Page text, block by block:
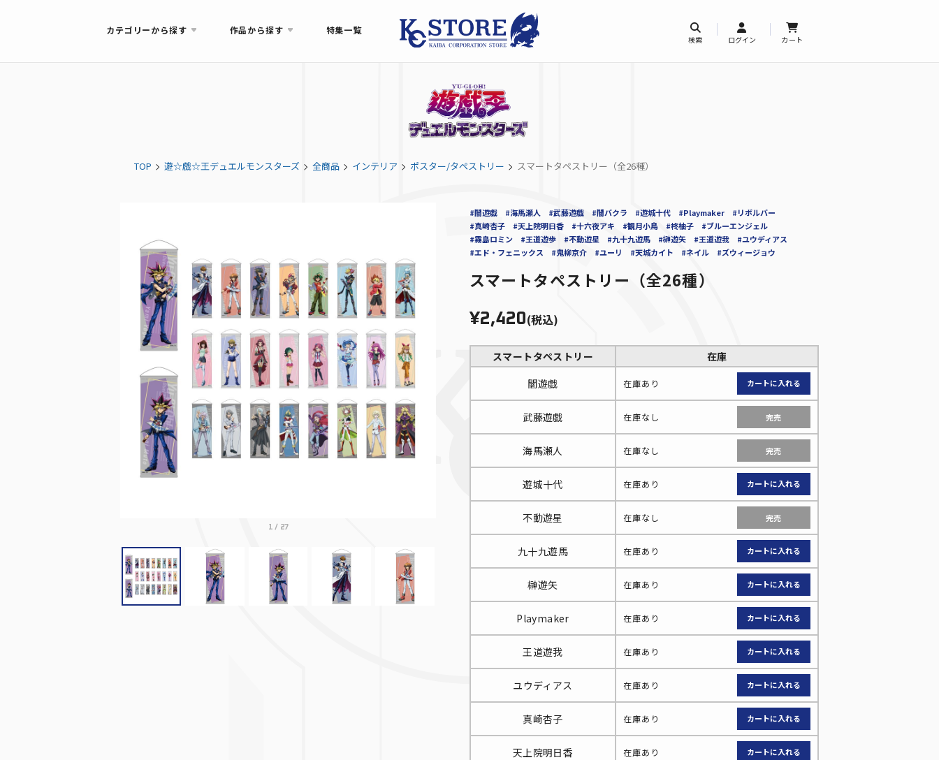
カテゴリーから探す 作品から探す 特集一覧
検索 ログイン カート
TOP 遊☆戯☆王デュエルモンスターズ 全商品 インテリア ポスター/タペストリー スマートタペストリー（全26種）
武藤遊戯
1/ 27
#闇遊戯 #海馬瀬人 #武藤遊戯 #闇バクラ #遊城十代 #Playmaker
#リボルバー
#真崎杏子
#天上院明日香 #十六夜アキ #観月小鳥 #柊柚子
#ブルーエンジェル
#霧島ロミン
#王道遊歩 #不動遊星 #九十九遊馬 #榊遊矢 #王道遊我
#ユウディアス
#エド・フェニックス
#鬼柳京介 #ユーリ #天城カイト #ネイル #ズウィージョウ
スマートタペストリー（全26種）
¥2,420(税込)
スマートタペストリー
在庫
闇遊戯
在庫あり
武藤遊戯 在庫なし 完売
海馬瀬人 在庫なし 完売
遊城十代 在庫あり
不動遊星 在庫なし 完売
九十九遊馬 在庫あり
榊遊矢 在庫あり
Playmaker 在庫あり
王道遊我 在庫あり
ユウディアス 在庫あり
真崎杏子 在庫あり
天上院明日香 在庫あり